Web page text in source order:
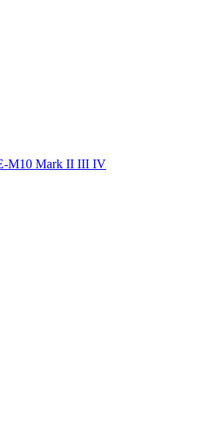
M10 Mark II III IV